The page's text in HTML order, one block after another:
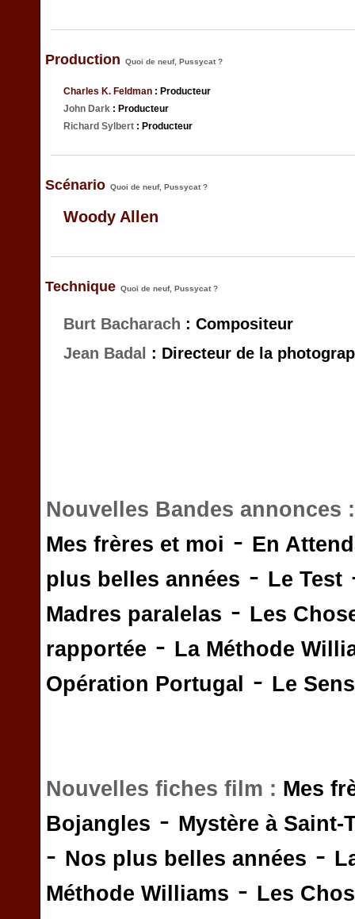
Production Quoi de neuf, Pussycat ?
Charles K. Feldman : Producteur
John Dark : Producteur
Richard Sylbert : Producteur
Scénario Quoi de neuf, Pussycat ?
Woody Allen
Technique Quoi de neuf, Pussycat ?
Burt Bacharach : Compositeur
Jean Badal : Directeur de la
Nouvelles Bandes annonces
Mes frères et moi - En
plus belles années - Le Test
Madres paralelas - Les
rapportée - La Méthode
Opération Portugal
- Le
Nouvelles fiches film : Mes
Bojangles - Mystère à Saint-
- Nos plus belles années -
Méthode Williams - Les